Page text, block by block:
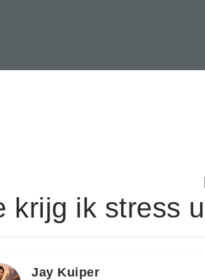
krijg ik stress
Jay Kuiper